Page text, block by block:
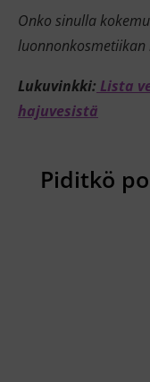
Onko sinulla
luonnonkosmetiikan
Lukuvinkki: Lista
hajuvesistä
Piditkö